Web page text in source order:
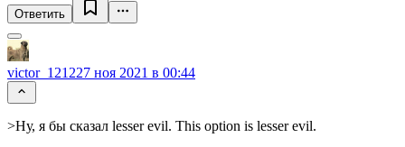
Ответить
victor_121227 ноя 2021 в 00:44
>Ну, я бы сказал lesser evil. This option is lesser evil.